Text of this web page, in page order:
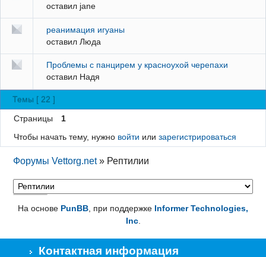
оставил jane
реанимация игуаны
оставил Люда
Проблемы с панцирем у красноухой черепахи
оставил Надя
Темы [ 22 ]
Страницы
1
Чтобы начать тему, нужно войти или зарегистрироваться
Форумы Vettorg.net » Рептилии
На основе PunBB , при поддержке Informer Technologies,
Inc.
Контактная информация